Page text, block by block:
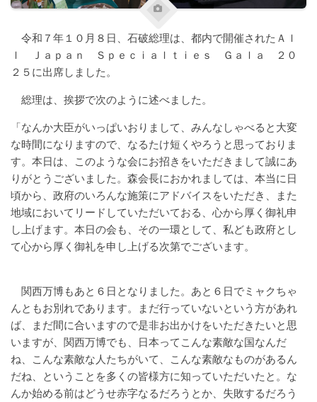
令和７年１０月８日、石破総理は、都内で開催されたＡｌ
ｌ Ｊａｐａｎ Ｓｐｅｃｉａｌｔｉｅｓ Ｇａｌａ ２０
２５に出席しました。
総理は、挨拶で次のように述べました。
「なんか大臣がいっぱいおりまして、みんなしゃべると大変
な時間になりますので、なるたけ短くやろうと思っておりま
す。本日は、このような会にお招きをいただきまして誠にあ
りがとうございました。森会長におかれましては、本当に日
頃から、政府のいろんな施策にアドバイスをいただき、また
地域においてリードしていただいておる、心から厚く御礼申
し上げます。本日の会も、その一環として、私ども政府とし
て心から厚く御礼を申し上げる次第でございます。
関西万博もあと６日となりました。あと６日でミャクちゃ
んともお別れであります。まだ行っていないという方があれ
ば、まだ間に合いますので是非お出かけをいただきたいと思
いますが、関西万博でも、日本ってこんな素敵な国なんだ
ね、こんな素敵な人たちがいて、こんな素敵なものがあるん
だね、ということを多くの皆様方に知っていただいたと。な
んか始める前はどうせ赤字なるだろうとか、失敗するだろう